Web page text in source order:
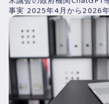
事実 2025年4月から2026
出したAI関連費用を、